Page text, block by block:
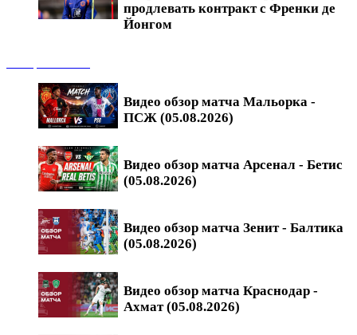
продлевать контракт с Френки де
Йонгом
Видео обзор матча Мальорка -
ПСЖ (05.08.2026)
Видео обзор матча Арсенал - Бетис
(05.08.2026)
Видео обзор матча Зенит - Балтика
(05.08.2026)
Видео обзор матча Краснодар -
Ахмат (05.08.2026)